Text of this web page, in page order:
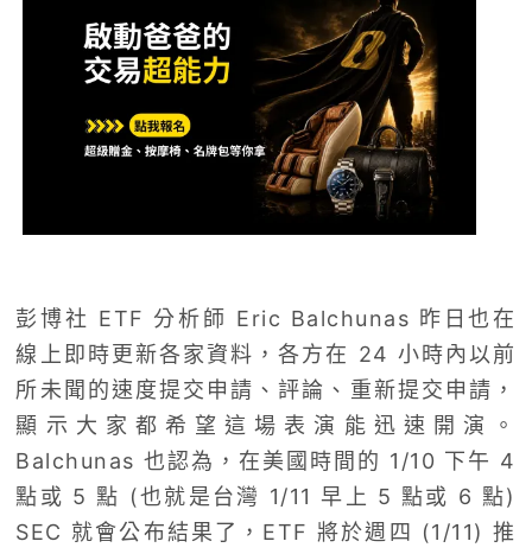
彭博社 ETF 分析師 Eric Balchunas 昨日也在
線上即時更新各家資料，各方在 24 小時內以前
所未聞的速度提交申請、評論、重新提交申請，
顯示大家都希望這場表演能迅速開演。
Balchunas 也認為，在美國時間的 1/10 下午 4
點或 5 點 (也就是台灣 1/11 早上 5 點或 6 點)
SEC 就會公布結果了，ETF 將於週四 (1/11) 推